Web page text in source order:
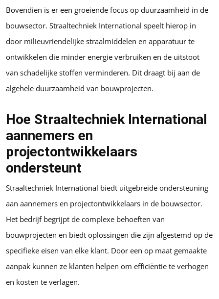
Bovendien is er een groeiende focus op duurzaamheid in de
bouwsector. Straaltechniek International speelt hierop in
door milieuvriendelijke straalmiddelen en apparatuur te
ontwikkelen die minder energie verbruiken en de uitstoot
van schadelijke stoffen verminderen. Dit draagt bij aan de
algehele duurzaamheid van bouwprojecten.
Hoe Straaltechniek International
aannemers en
projectontwikkelaars
ondersteunt
Straaltechniek International biedt uitgebreide ondersteuning
aan aannemers en projectontwikkelaars in de bouwsector.
Het bedrijf begrijpt de complexe behoeften van
bouwprojecten en biedt oplossingen die zijn afgestemd op de
specifieke eisen van elke klant. Door een op maat gemaakte
aanpak kunnen ze klanten helpen om efficiëntie te verhogen
en kosten te verlagen.